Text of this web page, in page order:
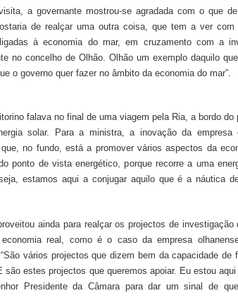
a governante mostrou-se agradada com o que
de realçar uma outra coisa, que tem a ver
à economia do mar, em cruzamento com a
no concelho de Olhão. Olhão um exemplo daquilo
o governo quer fazer no âmbito da economia do mar”.
falava no final de uma viagem pela Ria, a bordo
solar. Para a ministra, a inovação da empresa
no fundo, está a promover vários aspectos da
ponto de vista energético, porque recorre a uma
estamos aqui a conjugar aquilo que é a náutica
ainda para realçar os projectos de
real, como é o caso da empresa
vários projectos que dizem bem da capacidade
são estes projectos que queremos apoiar. Eu estou
Presidente da Câmara para dar um sinal de